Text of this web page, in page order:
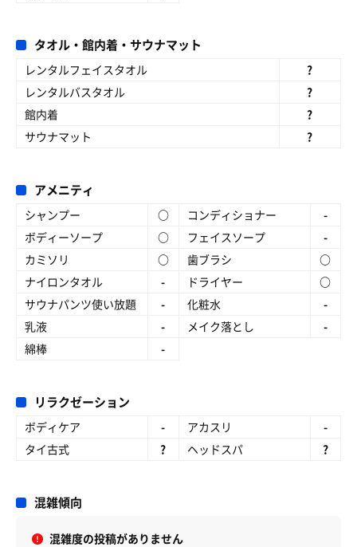
タオル・館内着・サウナマット
レンタルフェイスタオル
?
レンタルバスタオル
?
館内着
?
サウナマット
?
アメニティ
シャンプー ○ コンディショナー
-
ボディーソープ
○ フェイスソープ
-
カミソリ
○ 歯ブラシ
○
ナイロンタオル
- ドライヤー
○
サウナパンツ使い放題
- 化粧水
-
乳液
- メイク落とし
-
綿棒
-
リラクゼーション
ボディケア - アカスリ
-
タイ古式
? ヘッドスパ ?
混雑傾向
混雑度の投稿がありません